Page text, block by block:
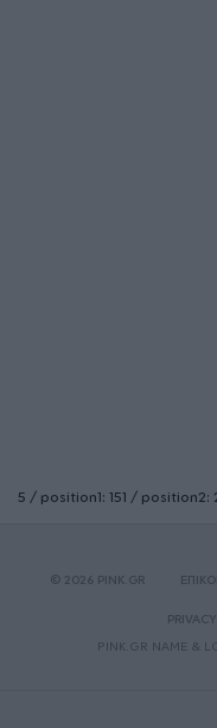
5 / position1: 151 / position2:
© 2026 PINK.GR
PRIVACY
PINK.GR NAME &